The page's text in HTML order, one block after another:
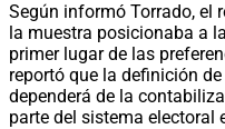
Según informó Torrado, el
la muestra posicionaba a
primer lugar de las
reportó que la definición
dependerá de la
parte del sistema electoral